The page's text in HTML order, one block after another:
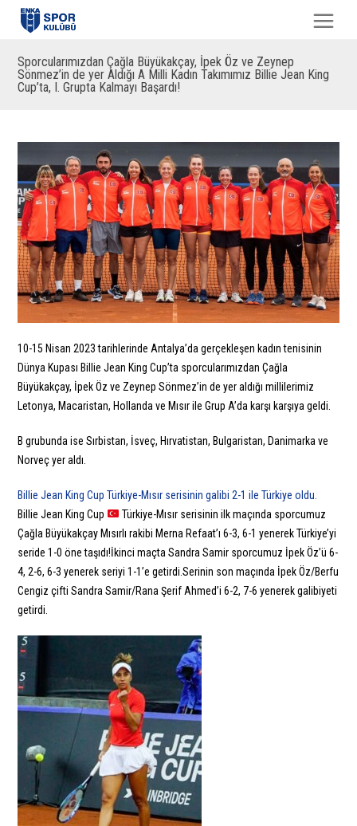
Sporcularımızdan Çağla Büyükakçay, İpek Öz ve Zeynep
Sönmez’in de yer Aldığı A Milli Kadın Takımımız Billie Jean King
Cup’ta, I. Grupta Kalmayı Başardı!
10-15 Nisan 2023 tarihlerinde Antalya’da gerçekleşen kadın tenisinin
Dünya Kupası Billie Jean King Cup’ta sporcularımızdan Çağla
Büyükakçay, İpek Öz ve Zeynep Sönmez’in de yer aldığı millilerimiz
Letonya, Macaristan, Hollanda ve Mısır ile Grup A’da karşı karşıya geldi.
B grubunda ise Sırbistan, İsveç, Hırvatistan, Bulgaristan, Danimarka ve
Norveç yer aldı.
Billie Jean King Cup Türkiye-Mısır serisinin galibi 2-1 ile Türkiye oldu.
Billie Jean King Cup
Türkiye-Mısır serisinin ilk maçında sporcumuz
Çağla Büyükakçay Mısırlı rakibi Merna Refaat’ı 6-3, 6-1 yenerek Türkiye’yi
seride 1-0 öne taşıdı!İkinci maçta Sandra Samir sporcumuz İpek Öz’ü 6-
4, 2-6, 6-3 yenerek seriyi 1-1’e getirdi.Serinin son maçında İpek Öz/Berfu
Cengiz çifti Sandra Samir/Rana Şerif Ahmed’i 6-2, 7-6 yenerek galibiyeti
getirdi.